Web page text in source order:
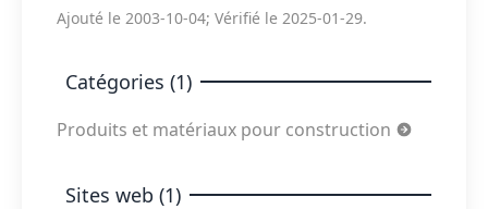
Ajouté le 2003-10-04; Vérifié le 2025-01-29.
Catégories (1)
Produits et matériaux pour construction
Sites web (1)